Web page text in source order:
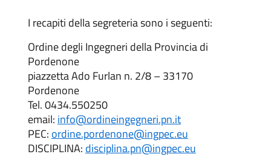
I recapiti della segreteria sono i seguenti:
Ordine degli Ingegneri della Provincia di
Pordenone
piazzetta Ado Furlan n. 2/8 – 33170
Pordenone
Tel. 0434.550250
email: info@ordineingegneri.pn.it
PEC: ordine.pordenone@ingpec.eu
DISCIPLINA: disciplina.pn@ingpec.eu